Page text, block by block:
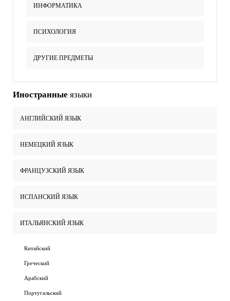
ИНФОРМАТИКА
ПСИХОЛОГИЯ
ДРУГИЕ ПРЕДМЕТЫ
Иностранные языки
АНГЛИЙСКИЙ ЯЗЫК
НЕМЕЦКИЙ ЯЗЫК
ФРАНЦУЗСКИЙ ЯЗЫК
ИСПАНСКИЙ ЯЗЫК
ИТАЛЬЯНСКИЙ ЯЗЫК
Китайский
Греческий
Арабский
Португальский